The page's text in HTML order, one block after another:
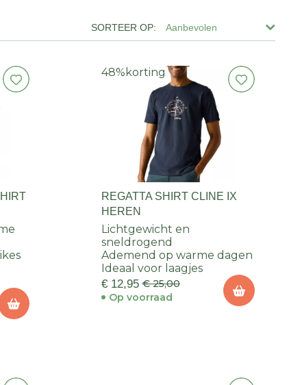
Aanbevolen
48% korting
REGATTA SHIRT CLINE IX
HEREN
Lichtgewicht en
sneldrogend
Ademend op warme dagen
Ideaal voor laagjes
€ 12,95 € 25,00
Op voorraad